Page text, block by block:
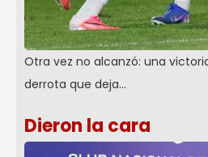
Otra vez no alcanzó: una
derrota que deja…
Dieron la cara